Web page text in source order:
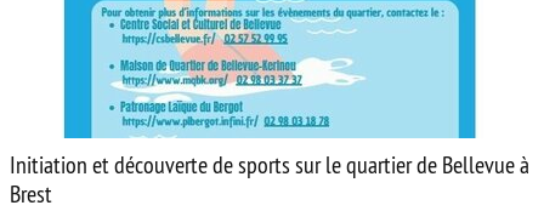
Initiation et découverte de sports sur le quartier de Bellevue à
Brest